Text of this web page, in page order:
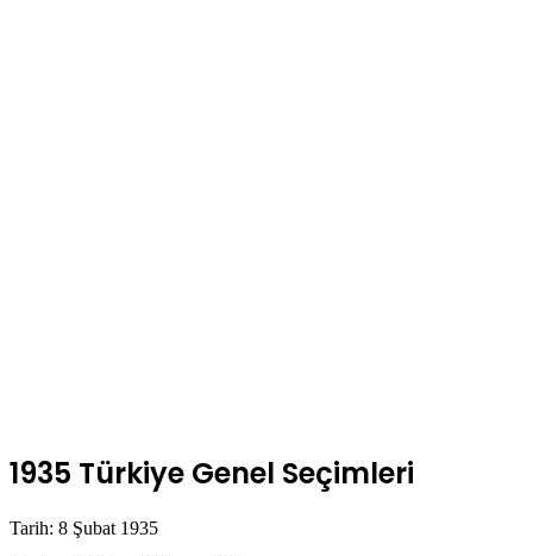
1935 Türkiye Genel Seçimleri
Tarih: 8 Şubat 1935